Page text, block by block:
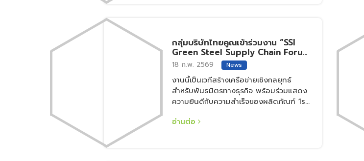
กลุ่มบริษัทไทยคูณเข้าร่วมงาน “SSI
Green Steel Supply Chain Forum
2026” ณ โรงแรมแกรนด์เซ็นเตอร์พ้อ
ยต์ สุรวงศ์ กรุงเทพฯ
18 ก.พ. 2569 News
งานนี้เป็นเวทีสร้างเครือข่ายเชิงกลยุทธ์
สำหรับพันธมิตรทางธุรกิจ พร้อมร่วมแสดง
ความยินดีกับความสำเร็จของผลิตภัณฑ์ 1st
from zero emission slab
อ่านต่อ